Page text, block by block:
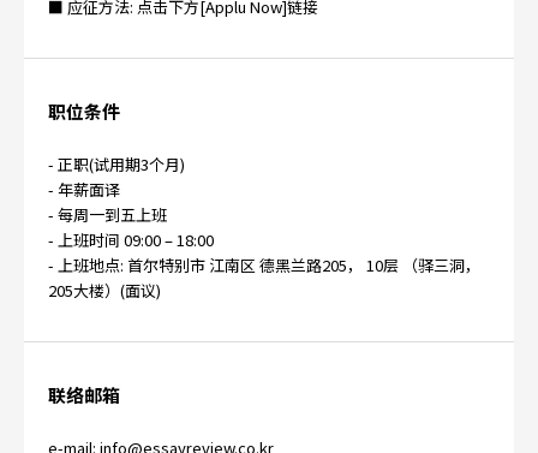
■ 应征方法: 点击下方[Applu Now]链接
职位条件
- 正职(试用期3个月)
- 年薪面译
- 每周一到五上班
- 上班时间 09:00 – 18:00
- 上班地点: 首尔特别市 江南区 德黑兰路205， 10层 （驿三洞，
205大楼）(面议)
联络邮箱
e-mail: info@essayreview.co.kr